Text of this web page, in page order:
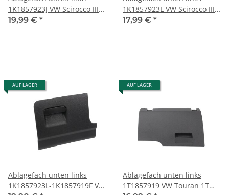
1K1857923J VW Scirocco III
titanschwarz Klappfach
19,99 € *
1K1857923L VW Scirocco III
Golf 6 titanschwarz
17,99 € *
AUF LAGER
Ablagefach unten links
1K1857923L-1K1857919F VW
AUF LAGER
Ablagefach unten links
1T1857919 VW Touran 1T